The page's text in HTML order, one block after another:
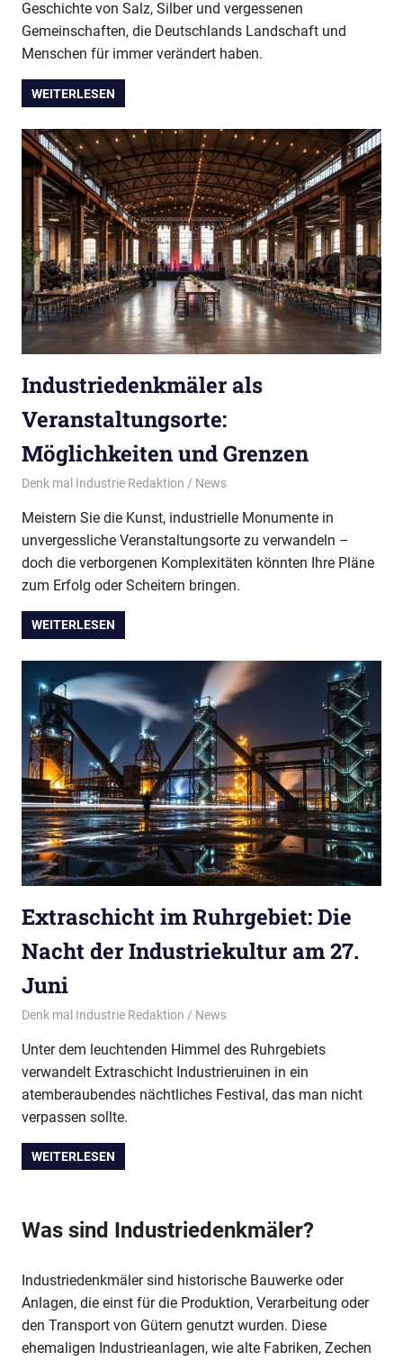
Geschichte von Salz, Silber und vergessenen
Gemeinschaften, die Deutschlands Landschaft und
Menschen für immer verändert haben.
WEITERLESEN
Industriedenkmäler als
Veranstaltungsorte:
Möglichkeiten und Grenzen
02/07/2026
Denk mal Industrie Redaktion News
Meistern Sie die Kunst, industrielle Monumente in
unvergessliche Veranstaltungsorte zu verwandeln –
doch die verborgenen Komplexitäten könnten Ihre Pläne
zum Erfolg oder Scheitern bringen.
WEITERLESEN
Extraschicht im Ruhrgebiet: Die
Nacht der Industriekultur am 27.
Juni
26/06/2026
Denk mal Industrie Redaktion News
Unter dem leuchtenden Himmel des Ruhrgebiets
verwandelt Extraschicht Industrieruinen in ein
atemberaubendes nächtliches Festival, das man nicht
verpassen sollte.
WEITERLESEN
Was sind Industriedenkmäler?
Industriedenkmäler sind historische Bauwerke oder
Anlagen, die einst für die Produktion, Verarbeitung oder
den Transport von Gütern genutzt wurden. Diese
ehemaligen Industrieanlagen, wie alte Fabriken, Zechen